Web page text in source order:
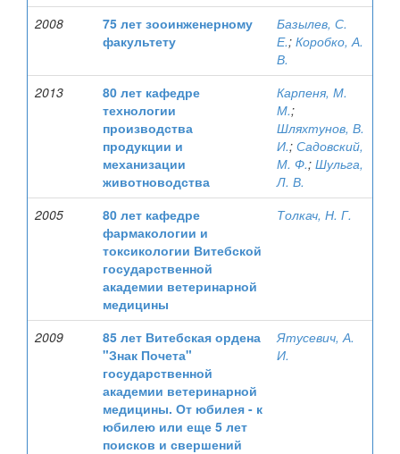
2008
75 лет зооинженерному
факультету
Базылев, С.
Е.; Коробко, А.
В.
2013
80 лет кафедре
технологии
производства
продукции и
механизации
животноводства
Карпеня, М.
М.;
Шляхтунов, В.
И.; Садовский,
М. Ф.; Шульга,
Л. В.
2005
80 лет кафедре
фармакологии и
токсикологии Витебской
государственной
академии ветеринарной
медицины
Толкач, Н. Г.
2009
85 лет Витебская ордена
"Знак Почета"
государственной
академии ветеринарной
медицины. От юбилея - к
юбилею или еще 5 лет
поисков и свершений
Ятусевич, А.
И.